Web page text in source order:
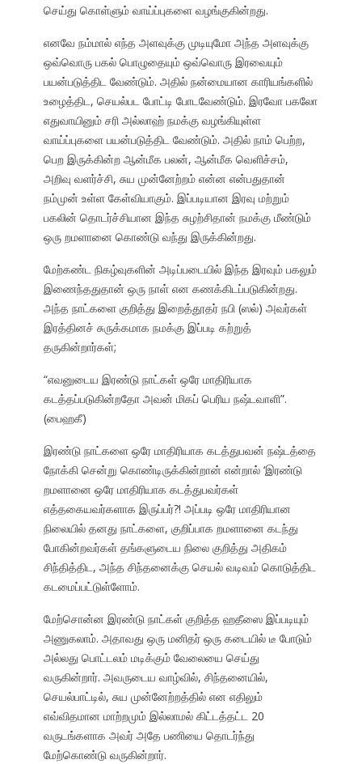
செய்து கொள்ளும் வாய்ப்புகளை வழங்குகின்றது.
எனவே நம்மால் எந்த அளவுக்கு முடியுமோ அந்த அளவுக்கு
ஒவ்வொரு பகல் பொழுதையும் ஒவ்வொரு இரவையும்
பயன்படுத்திட வேண்டும். அதில் நன்மையான காரியங்களில்
உழைத்திட, செயல்பட போட்டி போடவேண்டும். இரவோ பகலோ
எதுவாயினும் சரி அல்லாஹ் நமக்கு வழங்கியுள்ள
வாய்ப்புகளை பயன்படுத்திட வேண்டும். அதில் நாம் பெற்ற,
பெற இருக்கின்ற ஆன்மீக பலன், ஆன்மீக வெளிச்சம்,
அறிவு வளர்ச்சி, சுய முன்னேற்றம் என்ன என்பதுதான்
நம்முன் உள்ள கேள்வியாகும். இப்படியான இரவு மற்றும்
பகலின் தொடர்ச்சியான இந்த சுழற்சிதான் நமக்கு மீண்டும்
ஒரு றமளானை கொண்டு வந்து இருக்கின்றது.
மேற்கண்ட நிகழ்வுகளின் அடிப்படையில் இந்த இரவும் பகலும்
இணைந்ததுதான் ஒரு நாள் என கணக்கிடப்படுகின்றது.
அந்த நாட்களை குறித்து இறைத்தூதர் நபி (ஸல்) அவர்கள்
இரத்தினச் சுருக்கமாக நமக்கு இப்படி கற்றுத்
தருகின்றார்கள்;
“எவனுடைய இரண்டு நாட்கள் ஒரே மாதிரியாக
கடத்தப்படுகின்றதோ அவன் மிகப் பெரிய நஷ்டவாளி”.
(பைஹகீ)
இரண்டு நாட்களை ஒரே மாதிரியாக கடத்துபவன் நஷ்டத்தை
நோக்கி சென்று கொண்டிருக்கின்றான் என்றால் ‘இரண்டு
றமளானை ஒரே மாதிரியாக கடத்துபவர்கள்
எத்தகையவர்களாக இருப்பர்?! அப்படி ஒரே மாதிரியான
நிலையில் தனது நாட்களை, குறிப்பாக றமளானை கடந்து
போகின்றவர்கள் தங்களுடைய நிலை குறித்து அதிகம்
சிந்தித்திட, அந்த சிந்தனைக்கு செயல் வடிவம் கொடுத்திட
கடமைப்பட்டுள்ளோம்.
மேற்சொன்ன இரண்டு நாட்கள் குறித்த ஹதீஸை இப்படியும்
அணுகலாம். அதாவது ஒரு மனிதர் ஒரு கடையில் டீ போடும்
அல்லது பொட்டலம் மடிக்கும் வேலையை செய்து
வருகின்றார். அவருடைய வாழ்வில், சிந்தனையில்,
செயல்பாட்டில், சுய முன்னேற்றத்தில் என எதிலும்
எவ்விதமான மாற்றமும் இல்லாமல் கிட்டத்தட்ட 20
வருடங்களாக அவர் அதே பணியை தொடர்ந்து
மேற்கொண்டு வருகின்றார்.